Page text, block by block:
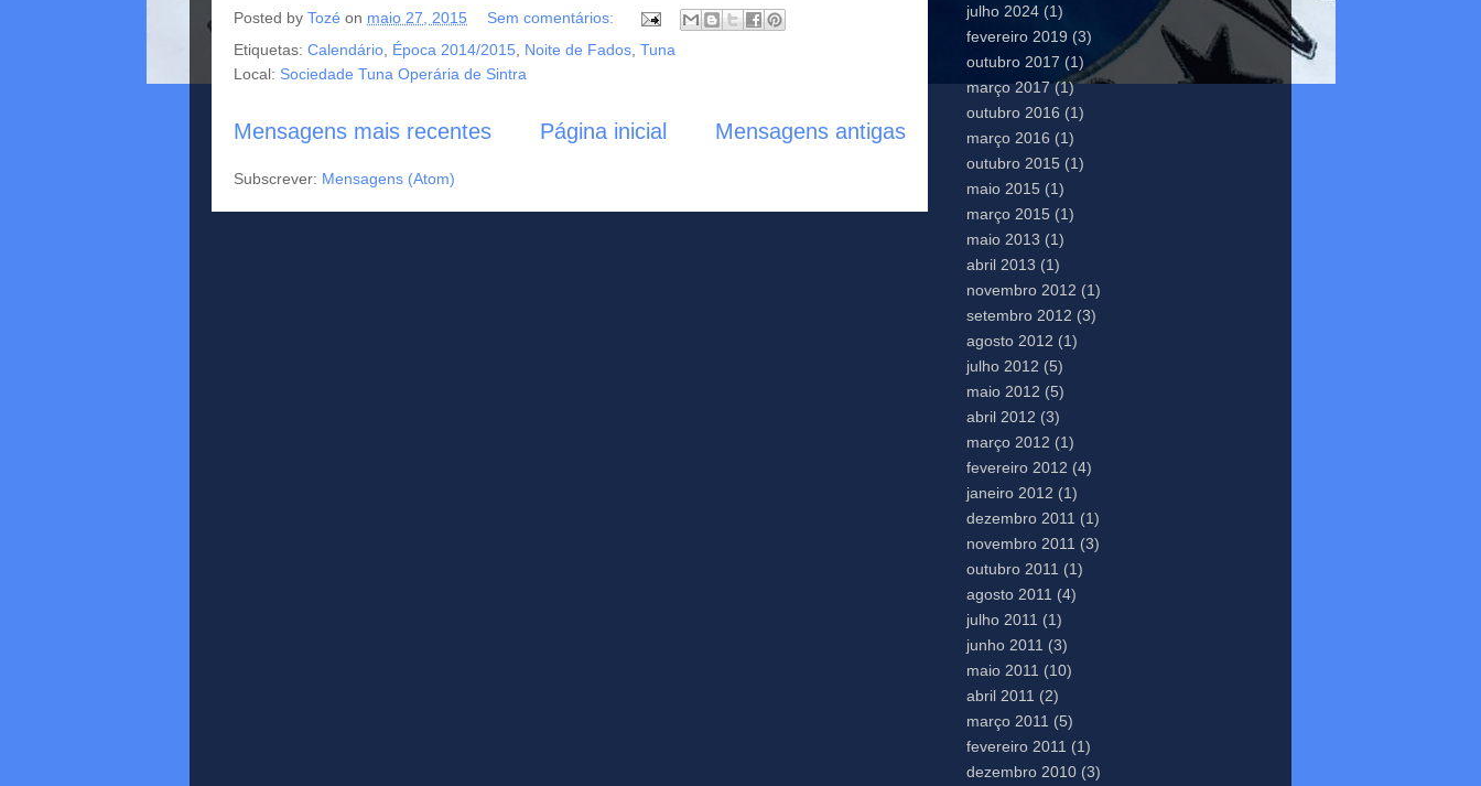
Posted by Tozé on maio 27, 2015
Sem comentários:
Etiquetas: Calendário Época 2014/2015 Noite de Fados Tuna
Local: Sociedade Tuna Operária de Sintra
Mensagens mais recentes Mensagens antigas
Página inicial
Subscrever: Mensagens (Atom)
julho 2024 (1)
fevereiro 2019 (3)
outubro 2017 (1)
março 2017 (1)
outubro 2016 (1)
março 2016 (1)
outubro 2015 (1)
maio 2015 (1)
março 2015 (1)
maio 2013 (1)
abril 2013 (1)
novembro 2012 (1)
setembro 2012 (3)
agosto 2012 (1)
julho 2012 (5)
maio 2012 (5)
abril 2012 (3)
março 2012 (1)
fevereiro 2012 (4)
janeiro 2012 (1)
dezembro 2011 (1)
novembro 2011 (3)
outubro 2011 (1)
agosto 2011 (4)
julho 2011 (1)
junho 2011 (3)
maio 2011 (10)
abril 2011 (2)
março 2011 (5)
fevereiro 2011 (1)
dezembro 2010 (3)